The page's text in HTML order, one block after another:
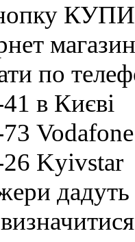
по
в Києві
Vodafone
Kyivstar
дадуть